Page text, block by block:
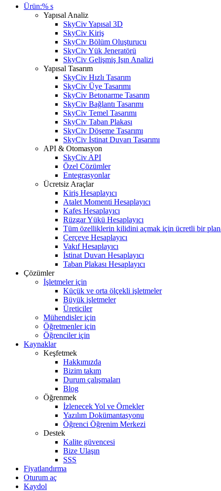
Ürün:% s
Yapısal Analiz
SkyCiv Yapısal 3D
SkyCiv Kiriş
SkyCiv Bölüm Oluşturucu
SkyCiv Yük Jeneratörü
SkyCiv Gelişmiş Işın Analizi
Yapısal Tasarım
SkyCiv Hızlı Tasarım
SkyCiv Üye Tasarımı
SkyCiv Betonarme Tasarım
SkyCiv Bağlantı Tasarımı
SkyCiv Temel Tasarımı
SkyCiv Taban Plakası
SkyCiv Döşeme Tasarımı
SkyCiv İstinat Duvarı Tasarımı
API & Otomasyon
SkyCiv API
Özel Çözümler
Entegrasyonlar
Ücretsiz Araçlar
Kiriş Hesaplayıcı
Atalet Momenti Hesaplayıcı
Kafes Hesaplayıcı
Rüzgar Yükü Hesaplayıcı
Tüm özelliklerin kilidini açmak için ücretli bir
Çerçeve Hesaplayıcı
Vakıf Hesaplayıcı
İstinat Duvarı Hesaplayıcı
Taban Plakası Hesaplayıcı
Çözümler
İşletmeler için
Küçük ve orta ölçekli işletmeler
Büyük işletmeler
Üreticiler
Mühendisler için
Öğretmenler için
Öğrenciler için
Kaynaklar
Keşfetmek
Hakkımızda
Bizim takım
Durum çalışmaları
Blog
Öğrenmek
İzlenecek Yol ve Örnekler
Yazılım Dokümantasyonu
Öğrenci Öğrenim Merkezi
Destek
Kalite güvencesi
Bize Ulaşın
SSS
Fiyatlandırma
Oturum aç
Kaydol